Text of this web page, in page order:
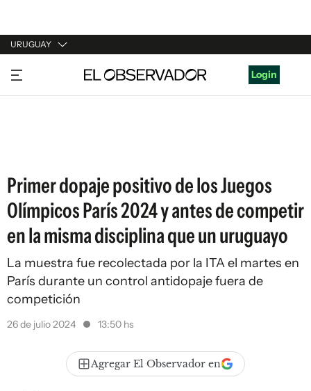
URUGUAY
URUGUAY
ARGENTINA
Login
Primer dopaje positivo de los Juegos
Olímpicos París 2024 y antes de competir
en la misma disciplina que un uruguayo
La muestra fue recolectada por la ITA el martes en
París durante un control antidopaje fuera de
competición
26 de julio 2024 13:50 hs
Agregar El Observador en